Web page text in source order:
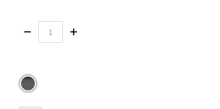
 